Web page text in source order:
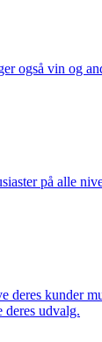
også vin og
på alle
deres kunder
udvalg.